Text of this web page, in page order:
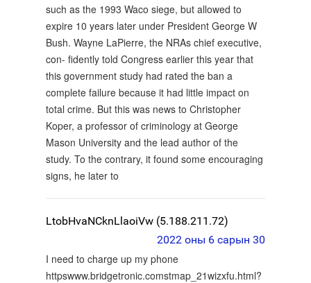
such as the 1993 Waco siege, but allowed to
expire 10 years later under President George W
Bush. Wayne LaPierre, the NRAs chief executive,
con- fidently told Congress earlier this year that
this government study had rated the ban a
complete failure because it had little impact on
total crime. But this was news to Christopher
Koper, a professor of criminology at George
Mason University and the lead author of the
study. To the contrary, it found some encouraging
signs, he later to
LtobHvaNCknLlaoiVw (5.188.211.72)
2022 оны 6 сарын 30
I need to charge up my phone
httpswww.bridgetronic.comstmap_21wizxfu.html?